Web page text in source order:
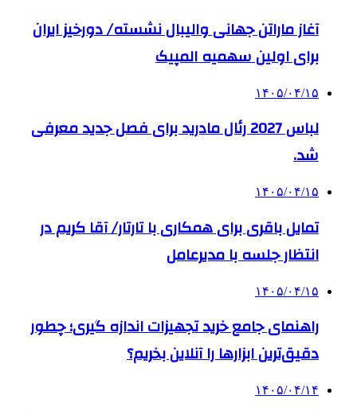
آغاز ماراتن جهانی والیبال نشسته/ دورخیز ایران
برای اولین سهمیه المپیک
۱۴۰۵/۰۴/۱۵
لباس 2027 رئال مادرید برای فصل جدید معرفی
شد.
۱۴۰۵/۰۴/۱۵
تمایل باقری برای همکاری با تارتار/ آقا کریم در
انتظار جلسه با مدیرعامل
۱۴۰۵/۰۴/۱۵
راهنمای جامع خرید تجهیزات اندازه گیری؛ چطور
دقیق‌ترین ابزارها را آنلاین بخریم؟
۱۴۰۵/۰۴/۱۴